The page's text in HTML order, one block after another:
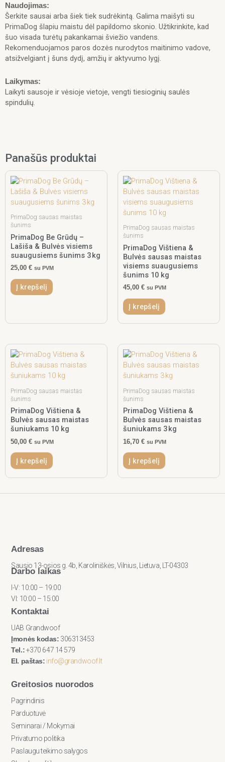
Naudojimas:
Šerkite sausai arba šiek tiek sudrėkintą. Galima maišyti su
PrimaDog šlapiu maistu dėl papildomo skonio. Užtikrinkite, kad
šuo visada turėtų pakankamai šviežio vandens.
Rekomenduojamos paros dozės nurodytos maitinimo vadove,
atsižvelgiant į šuns dydį, amžių ir aktyvumo lygį.
Laikymas:
Laikyti sausoje ir vėsioje vietoje, vengti tiesioginių saulės
spindulių.
Panašūs produktai
PrimaDog sausas maistas
šunims
PrimaDog Be Grūdų –
Lašiša & Bulvės visiems
suaugusiems šunims 3 kg
25,00 € su PVM
Į krepšelį
PrimaDog sausas maistas
šunims
PrimaDog Vištiena &
Bulvės sausas maistas
visiems suaugusiems
šunims 10 kg
45,00 € su PVM
Į krepšelį
PrimaDog sausas maistas
šunims
PrimaDog Vištiena &
Bulvės sausas maistas
šuniukams 10 kg
50,00 € su PVM
Į krepšelį
PrimaDog sausas maistas
šunims
PrimaDog Vištiena &
Bulvės sausas maistas
šuniukams 3 kg
16,70 € su PVM
Į krepšelį
Adresas
Sausio 13-osios g. 4b, Karoliniškės, Vilnius, Lietuva, LT-04303
Darbo laikas
I-V: 10:00 – 19:00
VI: 10:00 – 15:00
Kontaktai
UAB Grandwoof
Įmonės kodas: 306313453
Tel.:+370 647 14 579
El. paštas: info@grandwoof.lt
Greitosios nuorodos
Pagrindinis
Parduotuvė
Seminarai / Mokymai
Privatumo politika
Paslaugu teikimo salygos